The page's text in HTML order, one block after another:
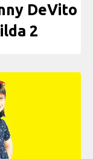
DeVito
2